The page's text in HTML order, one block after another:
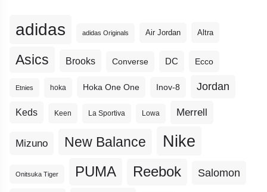
adidas adidas Originals Air Jordan Altra
Asics Brooks Converse DC Ecco
Etnies hoka Hoka One One Inov-8 Jordan
Keds Keen La Sportiva Lowa Merrell
Mizuno New Balance Nike
Onitsuka Tiger PUMA Reebok Salomon